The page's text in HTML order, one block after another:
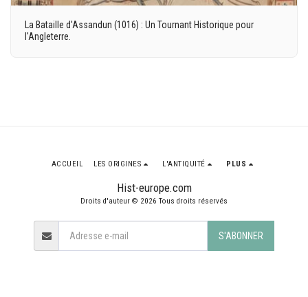
La Bataille d'Assandun (1016) : Un Tournant Historique pour
l'Angleterre.
Hist-europe.com
Droits d'auteur © 2026 Tous droits réservés
ACCUEIL LES ORIGINES L'ANTIQUITÉ PLUS
S'ABONNER